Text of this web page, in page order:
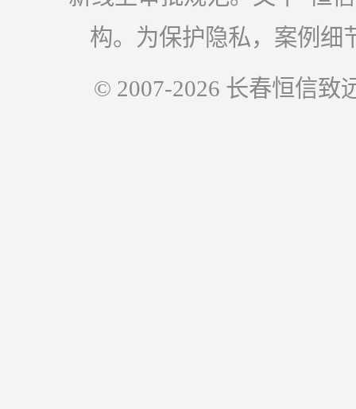
构。为保护隐私，案例细
© 2007-2026 长春恒信致